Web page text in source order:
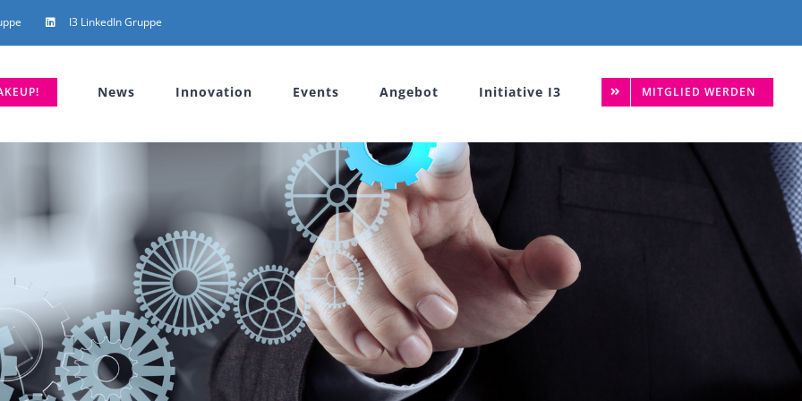
I3 LinkedIn Gruppe
News Innovation Events Angebot Initiative I3 MITGLIED WERDEN